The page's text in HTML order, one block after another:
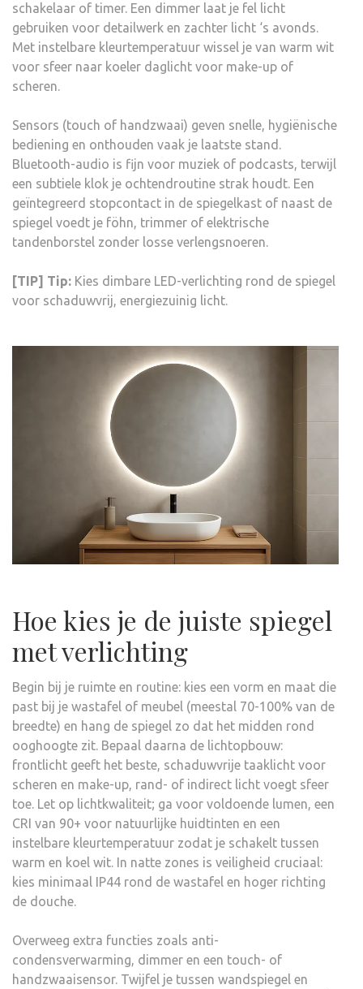
schakelaar of timer. Een dimmer laat je fel licht
gebruiken voor detailwerk en zachter licht ‘s avonds.
Met instelbare kleurtemperatuur wissel je van warm wit
voor sfeer naar koeler daglicht voor make-up of
scheren.
Sensors (touch of handzwaai) geven snelle, hygiënische
bediening en onthouden vaak je laatste stand.
Bluetooth-audio is fijn voor muziek of podcasts, terwijl
een subtiele klok je ochtendroutine strak houdt. Een
geïntegreerd stopcontact in de spiegelkast of naast de
spiegel voedt je föhn, trimmer of elektrische
tandenborstel zonder losse verlengsnoeren.
[TIP] Tip: Kies dimbare LED-verlichting rond de spiegel
voor schaduwvrij, energiezuinig licht.
Hoe kies je de juiste spiegel
met verlichting
Begin bij je ruimte en routine: kies een vorm en maat die
past bij je wastafel of meubel (meestal 70-100% van de
breedte) en hang de spiegel zo dat het midden rond
ooghoogte zit. Bepaal daarna de lichtopbouw:
frontlicht geeft het beste, schaduwvrije taaklicht voor
scheren en make-up, rand- of indirect licht voegt sfeer
toe. Let op lichtkwaliteit; ga voor voldoende lumen, een
CRI van 90+ voor natuurlijke huidtinten en een
instelbare kleurtemperatuur zodat je schakelt tussen
warm en koel wit. In natte zones is veiligheid cruciaal:
kies minimaal IP44 rond de wastafel en hoger richting
de douche.
Overweeg extra functies zoals anti-
condensverwarming, dimmer en een touch- of
handzwaaisensor. Twijfel je tussen wandspiegel en